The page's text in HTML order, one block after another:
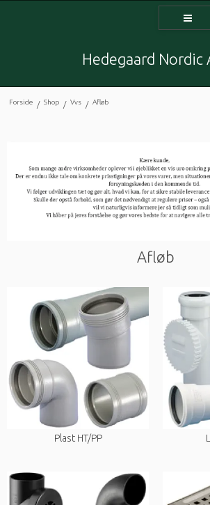
Hedegaard Nordic
Forside / Shop / Vvs / Afløb
Afløb
Plast HT/PP